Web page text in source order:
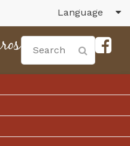
Language